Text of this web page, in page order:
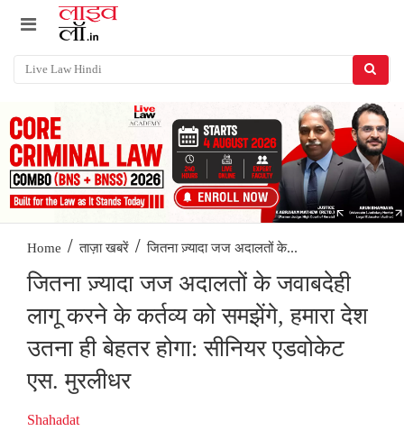
Home / ताज़ा खबरें / जितना ज़्यादा जज अदालतों के...
जितना ज़्यादा जज अदालतों के जवाबदेही
लागू करने के कर्तव्य को समझेंगे, हमारा देश
उतना ही बेहतर होगा: सीनियर एडवोकेट
एस. मुरलीधर
Shahadat